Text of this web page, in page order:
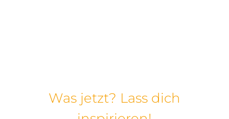
Was jetzt? Lass dich